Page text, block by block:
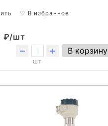
♡ В избранное
₽/шт
шт
В корзину